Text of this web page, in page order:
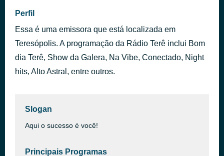
Perfil
Essa é uma emissora que está localizada em
Teresópolis. A programação da Rádio Terê inclui Bom
dia Terê, Show da Galera, Na Vibe, Conectado, Night
hits, Alto Astral, entre outros.
Slogan
Aqui o sucesso é você!
Principais Programas